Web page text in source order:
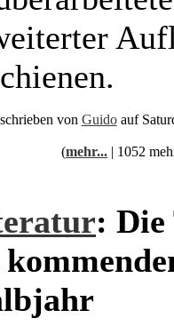
von Guidoauf
(mehr... | 1052
: